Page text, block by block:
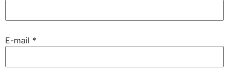
E-mail *